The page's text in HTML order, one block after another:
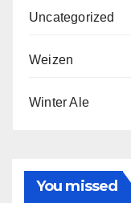
Uncategorized
Weizen
Winter Ale
You missed